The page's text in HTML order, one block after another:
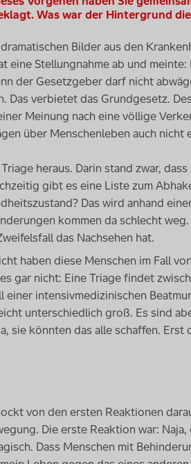
Was war der Hintergrund
Bilder aus den
Stellungnahme ab und meinte:
der Gesetzgeber darf nicht
Das verbietet das Grundgesetz.
Meinung nach eine völlige
über Menschenleben auch nicht
heraus. Darin stand zwar,
gibt es eine Liste zum
Das wird anhand
kommen da schlecht
das Nachsehen hat.
haben diese Menschen im Fall
gar nicht: Eine Triage findet
intensivmedizinischen
unterschiedlich groß. Es sind
sie könnten das alle schaffen. Erst
von den ersten Reaktionen
Die erste Reaktion war: Naja,
Dass Menschen mit